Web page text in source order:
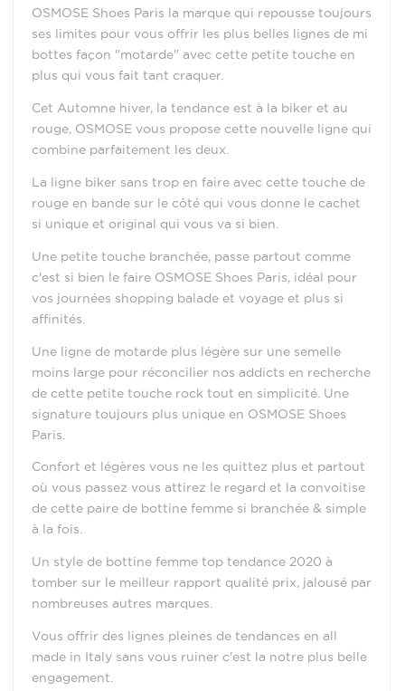
OSMOSE Shoes Paris la marque qui repousse toujours
ses limites pour vous offrir les plus belles lignes de mi
bottes façon "motarde" avec cette petite touche en
plus qui vous fait tant craquer.
Cet Automne hiver, la tendance est à la biker et au
rouge, OSMOSE vous propose cette nouvelle ligne qui
combine parfaitement les deux.
La ligne biker sans trop en faire avec cette touche de
rouge en bande sur le côté qui vous donne le cachet
si unique et original qui vous va si bien.
Une petite touche branchée, passe partout comme
c'est si bien le faire OSMOSE Shoes Paris, idéal pour
vos journées shopping balade et voyage et plus si
affinités.
Une ligne de motarde plus légère sur une semelle
moins large pour réconcilier nos addicts en recherche
de cette petite touche rock tout en simplicité. Une
signature toujours plus unique en OSMOSE Shoes
Paris.
Confort et légères vous ne les quittez plus et partout
où vous passez vous attirez le regard et la convoitise
de cette paire de bottine femme si branchée & simple
à la fois.
Un style de bottine femme top tendance 2020 à
tomber sur le meilleur rapport qualité prix, jalousé par
nombreuses autres marques.
Vous offrir des lignes pleines de tendances en all
made in Italy sans vous ruiner c'est la notre plus belle
engagement.